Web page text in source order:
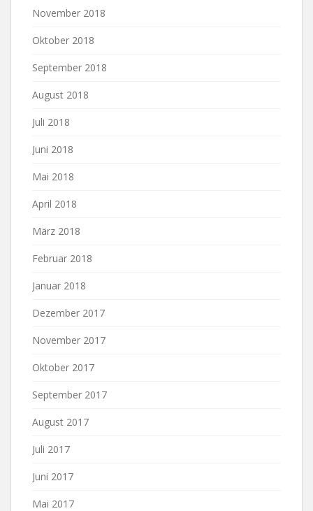
November 2018
Oktober 2018
September 2018
August 2018
Juli 2018
Juni 2018
Mai 2018
April 2018
März 2018
Februar 2018
Januar 2018
Dezember 2017
November 2017
Oktober 2017
September 2017
August 2017
Juli 2017
Juni 2017
Mai 2017